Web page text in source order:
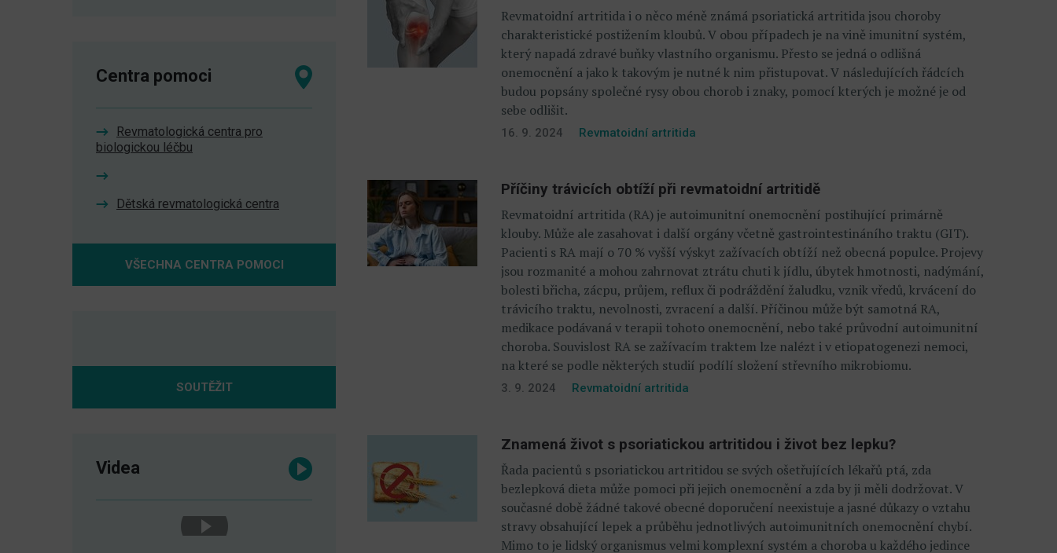
Revmatoidní artritida i o něco méně známá psoriatická artritida jsou choroby
charakteristické postižením kloubů. V obou případech je na vině imunitní systém,
který napadá zdravé buňky vlastního organismu. Přesto se jedná o odlišná
onemocnění a jako k takovým je nutné k nim přistupovat. V následujících řádcích
budou popsány společné rysy obou chorob i znaky, pomocí kterých je možné je od
sebe odlišit.
16. 9. 2024 Revmatoidní artritida
Příčiny trávicích obtíží při revmatoidní artritidě
Revmatoidní artritida (RA) je autoimunitní onemocnění postihující primárně
klouby. Může ale zasahovat i další orgány včetně gastrointestináního traktu (GIT).
Pacienti s RA mají o 70 % vyšší výskyt zažívacích obtíží než obecná populce. Projevy
jsou rozmanité a mohou zahrnovat ztrátu chuti k jídlu, úbytek hmotnosti, nadýmání,
bolesti břicha, zácpu, průjem, reflux či podráždění žaludku, vznik vředů, krvácení do
trávicího traktu, nevolnosti, zvracení a další. Příčinou může být samotná RA,
medikace podávaná v terapii tohoto onemocnění, nebo také průvodní autoimunitní
choroba. Souvislost RA se zažívacím traktem lze nalézt i v etiopatogenezi nemoci,
na které se podle některých studií podílí složení střevního mikrobiomu.
3. 9. 2024 Revmatoidní artritida
Znamená život s psoriatickou artritidou i život bez lepku?
Řada pacientů s psoriatickou artritidou se svých ošetřujících lékařů ptá, zda
bezlepková dieta může pomoci při jejich onemocnění a zda by ji měli dodržovat. V
současné době žádné takové obecné doporučení neexistuje a jasné důkazy o vztahu
stravy obsahující lepek a průběhu jednotlivých autoimunitních onemocnění chybí.
Mimo to je lidský organismus velmi komplexní systém a choroba u každého jedince
Centra pomoci
Revmatologická centra pro
biologickou léčbu
Dětská revmatologická centra
VŠECHNA CENTRA POMOCI
SOUTĚŽIT
Videa